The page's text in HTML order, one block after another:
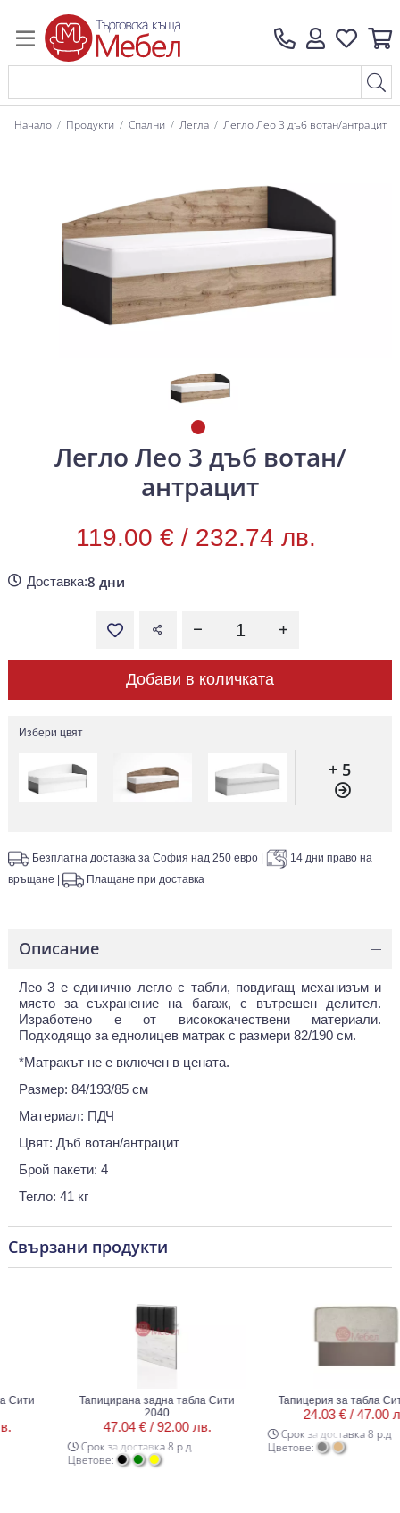
Начало Продукти Спални Легла Легло Лео 3 дъб вотан/антрацит
Легло Лео 3 дъб вотан/
антрацит
119.00 € / 232.74 лв.
Доставка:8 дни
Добави в количката
Избери цвят
+ 5
Безплатна доставка за София над 250 евро
14 дни право на
връщане
Плащане при доставка
Описание —
Лео 3 е единично легло с табли, повдигащ механизъм и
място за съхранение на багаж, с вътрешен делител.
Изработено е от висококачествени материали.
Подходящо за еднолицев матрак с размери 82/190 см.
*Матракът не е включен в цената.
Размер: 84/193/85 см
Материал: ПДЧ
Цвят: Дъб вотан/антрацит
Брой пакети: 4
Тегло: 41 кг
Свързани продукти
Тапицирана задна табла Сити
2040
47.04 € /92.00 лв.
Срок за доставка 8 р.д
Цветове:
Тапицерия за табла Сити
24.03 € /47.00 лв.
Срок за доставка 8 р.д
Цветове: